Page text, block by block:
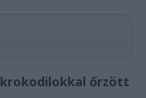
őrzött